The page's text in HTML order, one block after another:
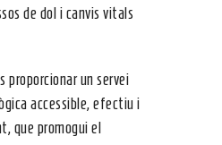
de dol i canvis vitals
proporcionar un servei
accessible, efectiu i
que promogui el